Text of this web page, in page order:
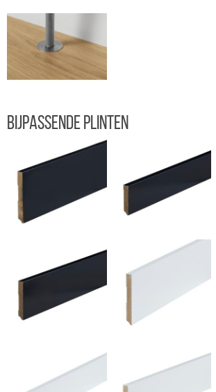
Bijpassende plinten